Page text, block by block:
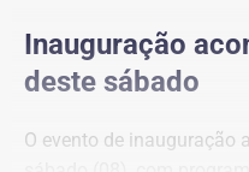
Inauguração
deste sábado
O evento de inauguração